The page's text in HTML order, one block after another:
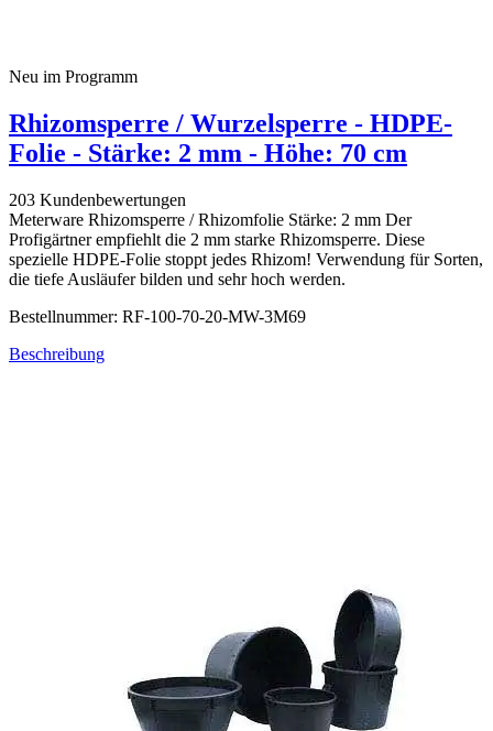
Neu im Programm
Rhizomsperre / Wurzelsperre - HDPE-
Folie - Stärke: 2 mm - Höhe: 70 cm
203 Kundenbewertungen
Meterware Rhizomsperre / Rhizomfolie Stärke: 2 mm Der
Profigärtner empfiehlt die 2 mm starke Rhizomsperre. Diese
spezielle HDPE-Folie stoppt jedes Rhizom! Verwendung für Sorten,
die tiefe Ausläufer bilden und sehr hoch werden.
Bestellnummer: RF-100-70-20-MW-3M69
Beschreibung